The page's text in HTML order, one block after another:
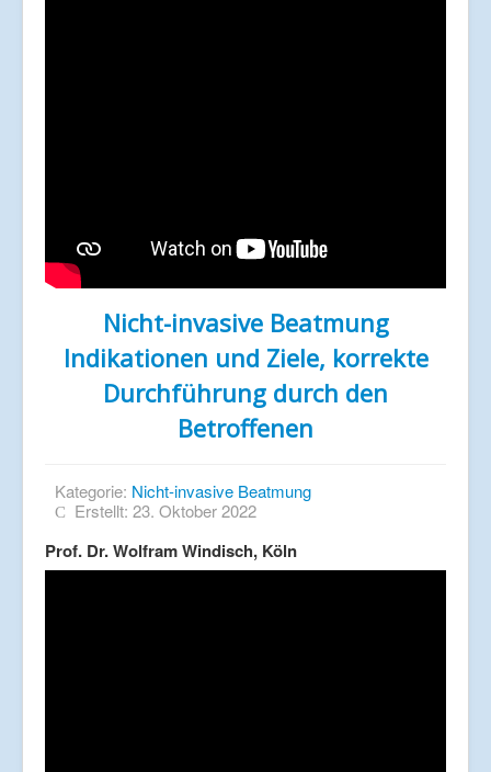
Nicht-invasive Beatmung
Indikationen und Ziele, korrekte
Durchführung durch den
Betroffenen
Kategorie: Nicht-invasive Beatmung
Erstellt: 23. Oktober 2022
Prof. Dr. Wolfram Windisch, Köln